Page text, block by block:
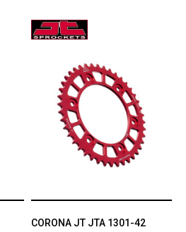
CORONA JT JTA 1301-42